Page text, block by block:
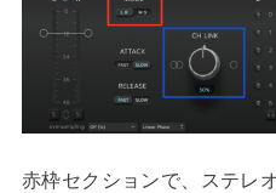
赤枠セクションで、ステレ